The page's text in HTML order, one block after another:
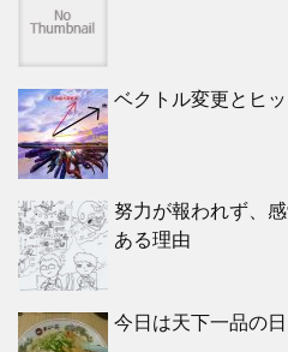
ベクトル変更とヒ
努力が報われず、
ある理由
今日は天下一品の日